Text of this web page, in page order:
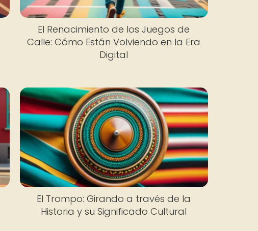
El Renacimiento de los Juegos de
Calle: Cómo Están Volviendo en la Era
Digital
El Trompo: Girando a través de la
Historia y su Significado Cultural